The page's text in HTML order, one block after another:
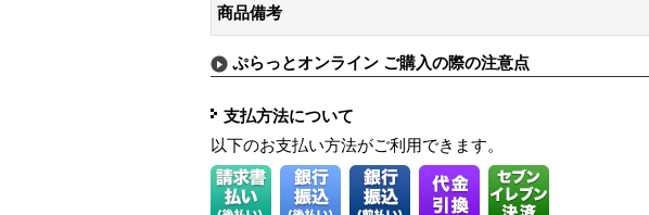
商品備考
ぷらっとオンライン ご購入の際の注意点
支払方法について
以下のお支払い方法がご利用できます。